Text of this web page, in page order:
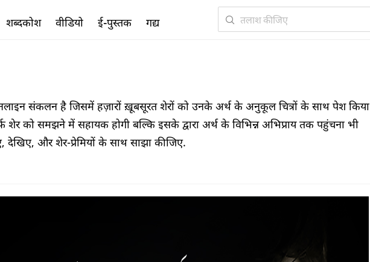
संकलन है जिसमें हज़ारों ख़ूबसूरत शेरों को उनके अर्थ के अनुकूल चित्रों के साथ पेश किया
शेर को समझने में सहायक होगी बल्कि इसके द्वारा अर्थ के विभिन्न अभिप्राय तक पहुंचना भी
देखिए, और शेर-प्रेमियों के साथ साझा कीजिए.
शब्दकोश वीडियो ई-पुस्तक अन्य